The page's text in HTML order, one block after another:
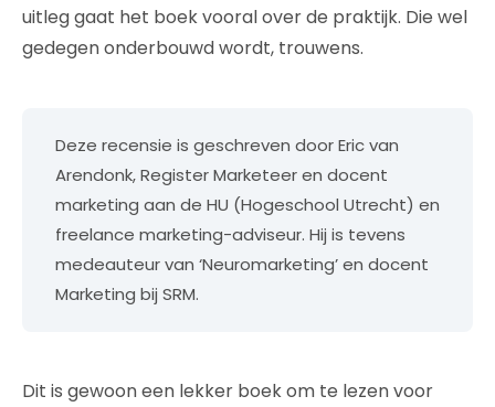
uitleg gaat het boek vooral over de praktijk. Die wel
gedegen onderbouwd wordt, trouwens.
Deze recensie is geschreven door Eric van
Arendonk, Register Marketeer en docent
marketing aan de HU (Hogeschool Utrecht) en
freelance marketing-adviseur. Hij is tevens
medeauteur van ‘Neuromarketing’ en docent
Marketing bij SRM.
Dit is gewoon een lekker boek om te lezen voor